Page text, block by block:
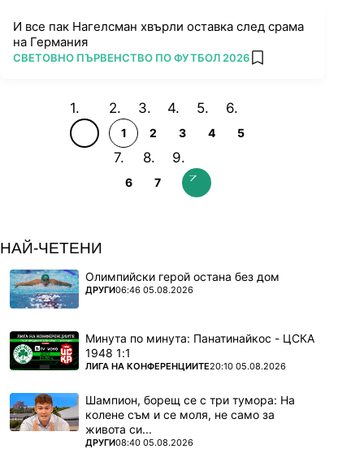
И все пак Нагелсман хвърли оставка след срама
на Германия
ПОВЕЧЕ ОТ
СВЕТОВНО ПЪРВЕНСТВО ПО ФУТБОЛ 2026 add favorites
1 2 3 4 5
6 7
НАЙ-ЧЕТЕНИ
Олимпийски герой остана без дом
ПОВЕЧЕ ОТ
ДРУГИ06:46 05.08.2026
Минута по минута: Панатинайкос - ЦСКА
1948 1:1
ПОВЕЧЕ ОТ
ЛИГА НА КОНФЕРЕНЦИИТЕ20:10 05.08.2026
Шампион, борещ се с три тумора: На
колене съм и се моля, не само за
живота си...
ПОВЕЧЕ ОТ
ДРУГИ08:40 05.08.2026